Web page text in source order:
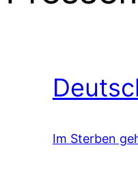
Im Sterben